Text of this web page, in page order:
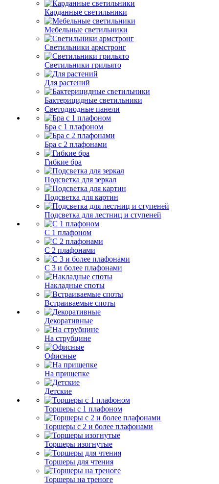
Карданные светильники
Мебельные светильники
Светильники армстронг
Светильники грильято
Для растений
Бактерицидные светильники
Светодиодные панели
Бра с 1 плафоном
Бра с 2 плафонами
Гибкие бра
Подсветка для зеркал
Подсветка для картин
Подсветка для лестниц и ступеней
С 1 плафоном
С 2 плафонами
С 3 и более плафонами
Накладные споты
Встраиваемые споты
Декоративные
На струбцине
Офисные
На прищепке
Детские
Торшеры с 1 плафоном
Торшеры с 2 и более плафонами
Торшеры изогнутые
Торшеры для чтения
Торшеры на треноге